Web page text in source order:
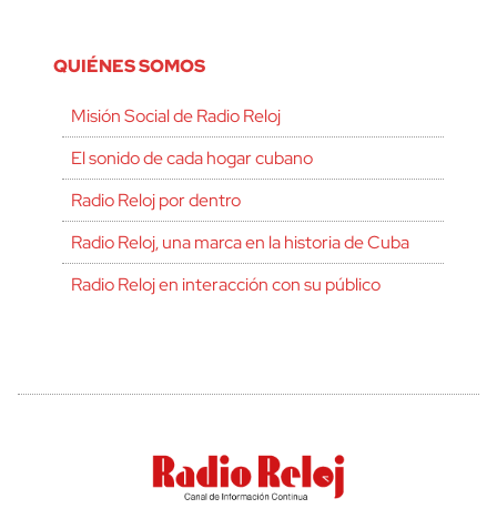
QUIÉNES SOMOS
Misión Social de Radio Reloj
El sonido de cada hogar cubano
Radio Reloj por dentro
Radio Reloj, una marca en la historia de Cuba
Radio Reloj en interacción con su público